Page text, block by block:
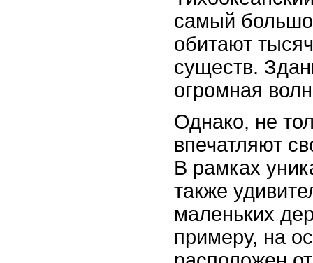
самый
обитают
существ.
огромная
Однако, не
впечатляют
В рамках
также
маленьких
примеру, на